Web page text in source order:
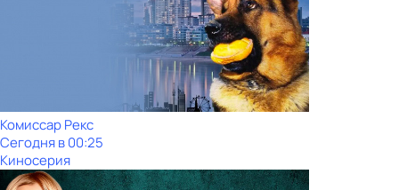
Комиссар Рекс
Сегодня в 00:25
Киносерия